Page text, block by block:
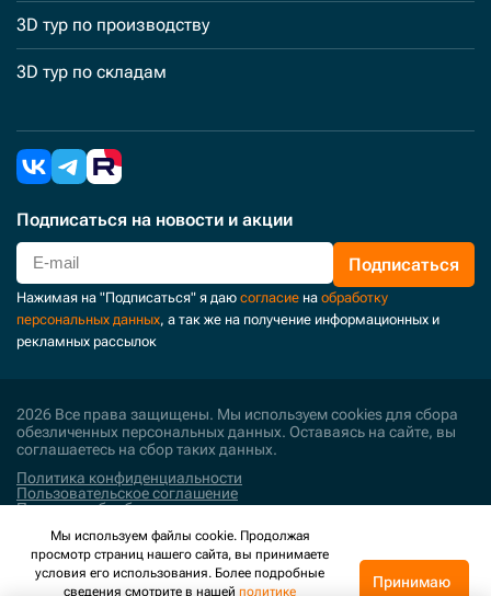
3D тур по производству
3D тур по складам
Подписаться на новости и акции
Подписаться
Нажимая на "Подписаться" я даю согласие на обработку
персональных данных, а так же на получение информационных и
рекламных рассылок
2026 Все права защищены. Мы используем cookies для сбора
обезличенных персональных данных. Оставаясь на сайте, вы
соглашаетесь на сбор таких данных.
Политика конфиденциальности
Пользовательское соглашение
Политика обработки персональных данных
Поддержка и развитие
Мы используем файлы cookie. Продолжая
просмотр страниц нашего сайта, вы принимаете
условия его использования. Более подробные
сведения смотрите в нашей политике
Принимаю